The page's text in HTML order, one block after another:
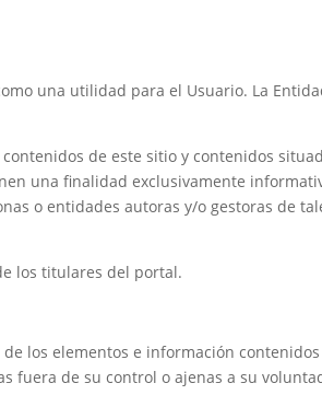
una utilidad para el Usuario. La
de este sitio y contenidos
una finalidad exclusivamente
o entidades autoras y/o gestoras de
los titulares del portal.
los elementos e información
de su control o ajenas a su